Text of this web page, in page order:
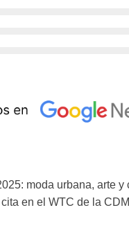
moda urbana, arte y
en el WTC de la